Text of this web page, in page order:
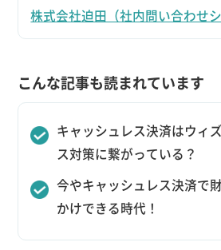
株式会社迫田（社内問い合わせシ
こんな記事も読まれています
キャッシュレス決済はウィ
ス対策に繋がっている？
今やキャッシュレス決済で
かけできる時代！